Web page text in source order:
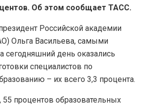
Об этом сообщает ТАСС.
Российской академии
Ольга Васильева, самыми
сегодняшний день оказались
специалистов по
– их всего 3,3 процента.
процентов образовательных